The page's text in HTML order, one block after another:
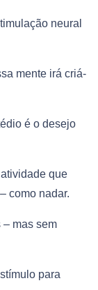
neural
mente irá criá-
é o desejo
que
como nadar.
– mas sem
para